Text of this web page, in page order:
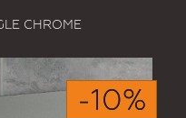
CHROME
-10%